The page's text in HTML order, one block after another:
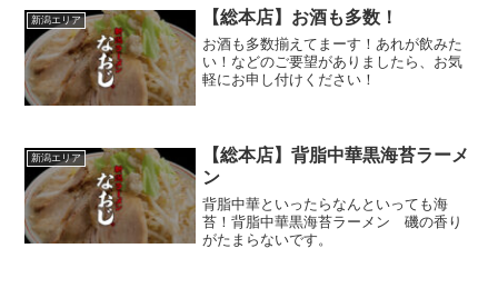
新潟エリア 【総本店】お酒も多数！
お酒も多数揃えてまーす！あれが飲みた
い！などのご要望がありましたら、お気
軽にお申し付けください！
新潟エリア
【総本店】背脂中華黒海苔ラーメ
ン
背脂中華といったらなんといっても海
苔！背脂中華黒海苔ラーメン 磯の香り
がたまらないです。